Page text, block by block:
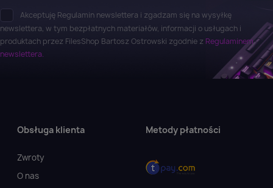
Akceptuję Regulamin newslettera i zgadzam się na wysyłkę
newslettera, w tym bezpłatnych materiałów, informacji o usługach i
produktach przez FilesShop Bartosz Ostrowski zgodnie z Regulaminem
newslettera.
Obsługa klienta
Zwroty
O nas
Metody płatności